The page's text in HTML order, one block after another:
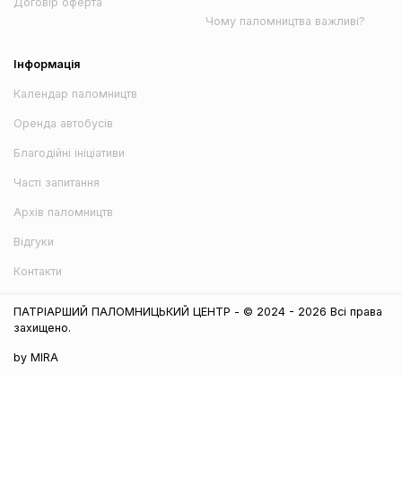
Чому паломництва важливі?
Інформація
Календар паломництв
Оренда автобусів
Благодійні ініціативи
Часті запитання
Архів паломництв
Відгуки
Контакти
ПАТРІАРШИЙ ПАЛОМНИЦЬКИЙ ЦЕНТР - © 2024 - 2026 Всі права
захищено.
by MIRA